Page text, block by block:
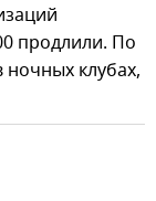
продлили. По
клубах,